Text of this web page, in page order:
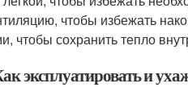
чтобы избежать
чтобы сохранить тепло
эксплуатировать и